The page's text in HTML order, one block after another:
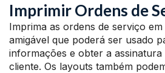
Imprimir Ordens de
Imprima as ordens de serviço
amigável que poderá ser usado
informações e obter a
cliente. Os layouts também